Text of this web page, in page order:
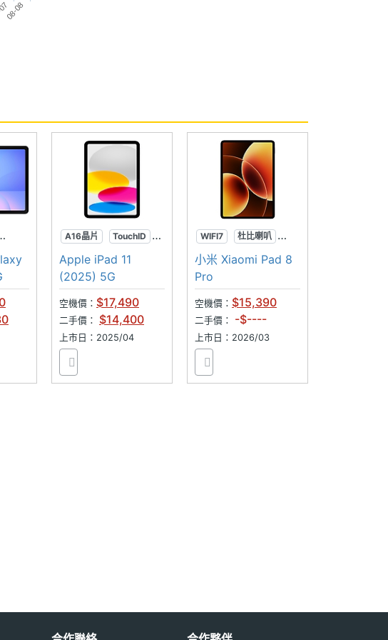
08-08
A16晶片
TouchID
居中前相機
Apple iPad 11
(2025) 5G
空機價： $17,490
二手價： $14,400
上市日：2025/04
WIFI7
杜比喇叭
144Hz
小米 Xiaomi Pad 8
Pro
空機價： $15,390
二手價： -$----
上市日：2026/03